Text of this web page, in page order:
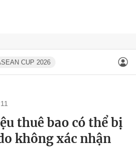
CUP 2026
thuê bao có thể bị
không xác nhận